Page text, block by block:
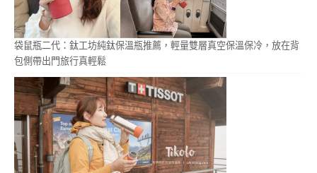
袋鼠瓶二代：鈦工坊純鈦保溫瓶推薦，輕量雙層真空保溫保冷，放在背
包側帶出門旅行真輕鬆